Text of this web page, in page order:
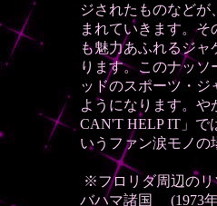
ジされたものなど
まれていきます。
も魅力あふれるジ
ります。このナッ
ッドのスポーツ・
ようになります。
CAN'T HELP IT」で
いうファン涙モノ
※フロリダ周辺のリ
バハマ諸国 (1973